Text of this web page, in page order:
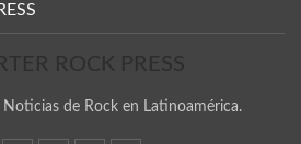
Noticias de Rock en Latinoamérica.